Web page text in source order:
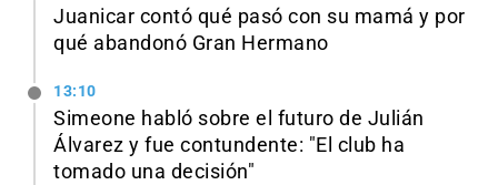
Juanicar contó qué pasó con su mamá y por
qué abandonó Gran Hermano
13:10
Simeone habló sobre el futuro de Julián
Álvarez y fue contundente: "El club ha
tomado una decisión"